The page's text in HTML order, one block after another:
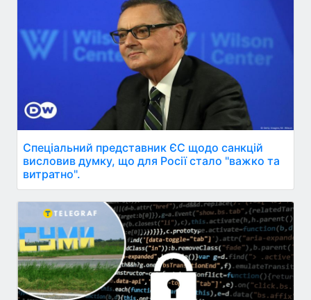
Спеціальний представник ЄС щодо санкцій
висловив думку, що для Росії стало "важко та
витратно".